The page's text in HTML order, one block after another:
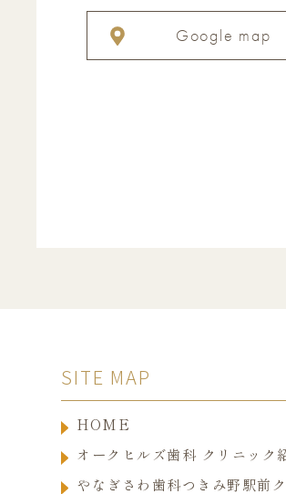
Google map
SITE MAP
HOME
オークヒルズ歯科 クリニック
やなぎさわ歯科つきみ野駅前